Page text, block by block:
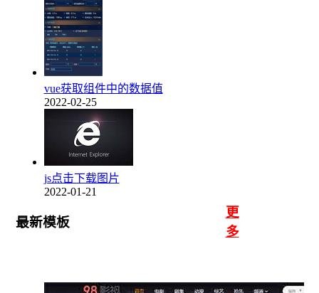
vue获取组件中的数据值
2022-02-25
js点击下载图片
2022-01-21
最新模板
更
多